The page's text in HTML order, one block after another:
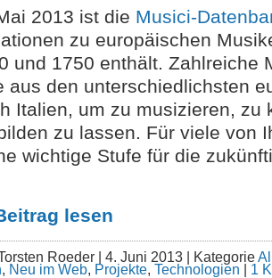
2013 ist die Musici-
zu europäischen
und 1750 enthält. Zahlreiche
aus den unterschiedlichsten
Italien, um zu musizieren, zu
zu lassen. Für viele von
wichtige Stufe für die
lesen
Roeder | 4. Juni 2013 | Kategorie
, Neu im Web, Projekte, Technologien | 1